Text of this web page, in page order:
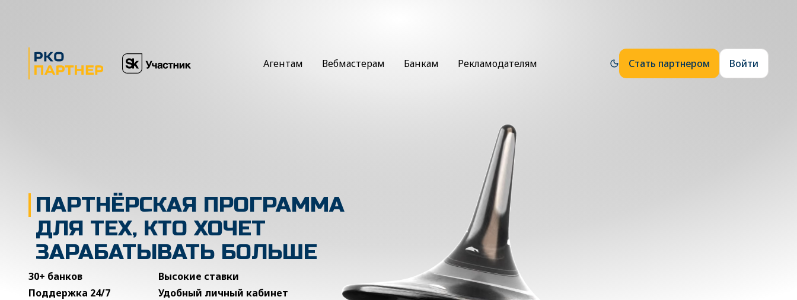
Агентам Вебмастерам Банкам Рекламодателям Стать партнером Войти
ПАРТНЁРСКАЯ ПРОГРАММА
ДЛЯ ТЕХ, КТО ХОЧЕТ
ЗАРАБАТЫВАТЬ БОЛЬШЕ
30+ банков
Поддержка 24/7
Высокие ставки
Удобный личный кабинет